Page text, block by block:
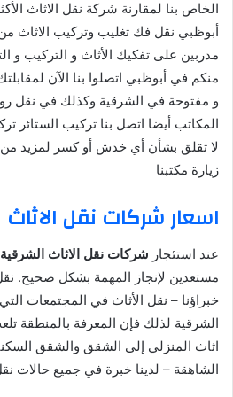
الخاص بنا لمقارنة شركة نقل الاثاث
أبوظبي نقل فك تغليب وتركيب الاثاث من
مدربين على تفكيك الأثاث و التركيب و
منكم في أبوظبي اتصلوا بنا الآن
و مفتوحة في الشرقية وكذلك في نقل
المكاتب أيضا اتصل بنا تركيب الستائر
لا تقلق بشأن أي خدش أو كسر لمزيد من
زيارة مكتبنا
اسعار شركات نقل الاثاث
عند استئجار شركات نقل الاثاث الشرقية
مستعدين لإنجاز المهمة بشكل صحيح.
خبراؤنا – نقل الأثاث في المجتمعات
الشرقية لذلك فإن المعرفة بالمنطقة
اثاث المنزلي إلى الشقق والشقق
الشاهقة – لدينا خبرة في جميع حالات